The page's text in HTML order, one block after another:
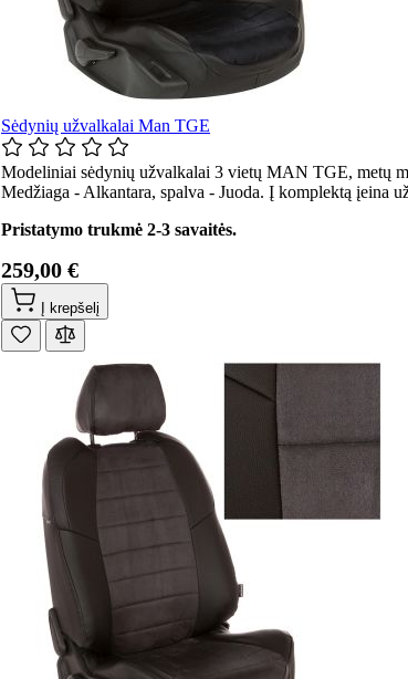
Sėdynių užvalkalai Man TGE
Modeliniai sėdynių užvalkalai 3 vietų MAN TGE, metų
Medžiaga - Alkantara, spalva - Juoda. Į komplektą įeina
Pristatymo trukmė 2-3 savaitės.
259,00 €
Į krepšelį